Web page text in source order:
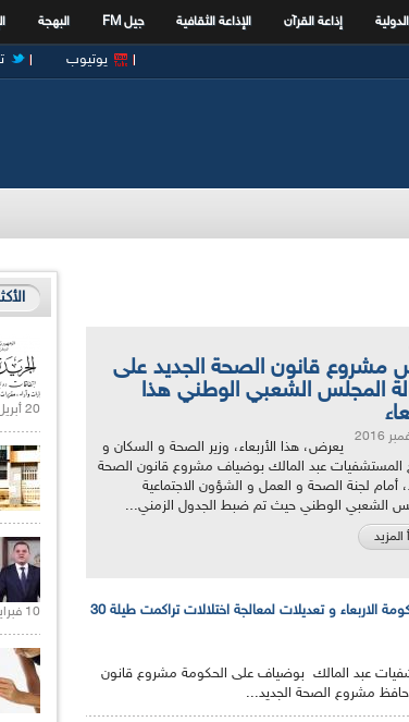
إذاعة القرآن الإذاعة الثقافية جيل FM البهجة
يوتيوب
مشروع قانون الصحة الجديد على
المجلس الشعبي الوطني هذا
يعرض، هذا الأربعاء، وزير الصحة و السكان و
المستشفيات عبد المالك بوضياف مشروع قانون الصحة
أمام لجنة الصحة و العمل و الشؤون الاجتماعية
الشعبي الوطني حيث تم ضبط الجدول الزمني...
المزيد
مشروع قانون الصحة على طاولة الحكومة الاربعاء و تعديلات لمعالجة اختلالات تراكمت طيلة 30
عبد المالك بوضياف على الحكومة مشروع قانون
حافظ مشروع الصحة الجديد...
20 أبريل 2021 |
10 فبراير 2021 |